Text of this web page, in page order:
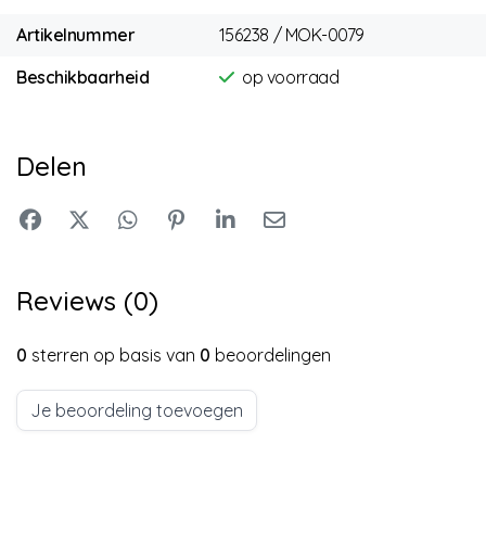
Artikelnummer
156238 / MOK-0079
Beschikbaarheid
op voorraad
Delen
Reviews (0)
0 sterren op basis van 0 beoordelingen
Je beoordeling toevoegen